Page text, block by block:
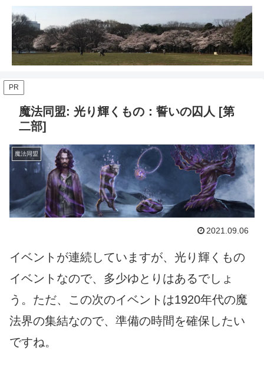
PR
魔法同盟: 光り輝くもの：誓いの囚人 [第
二部]
魔法同盟
2021.09.06
イベントが連続していますが、光り輝くもの
イベントなので、多少ゆとりはあるでしょ
う。ただ、この次のイベントは1920年代の魔
法界の集結なので、準備の時間を確保したい
ですね。